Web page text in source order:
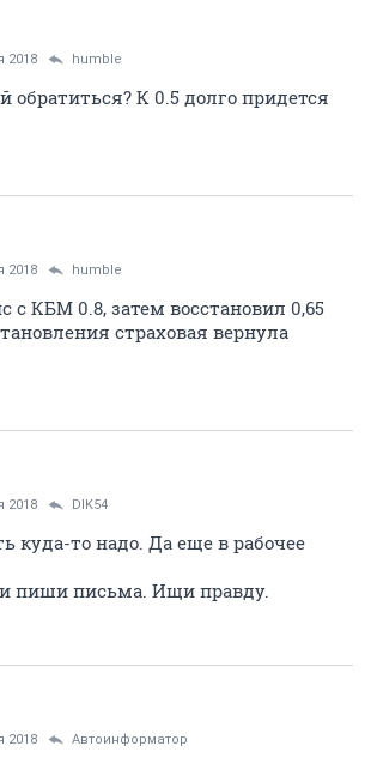
2018 humble
обратиться? К 0.5 долго придется
2018 humble
с КБМ 0.8, затем восстановил 0,65
страховая вернула
2018 DIK54
куда-то надо. Да еще в рабочее
пиши письма. Ищи правду.
2018 Автоинформатор